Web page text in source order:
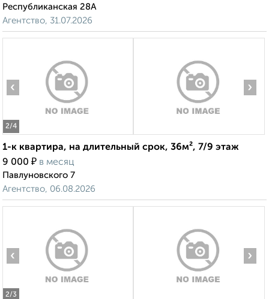
Республиканская 28А
Агентство, 31.07.2026
2/4
‹ ›
1-к квартира, на длительный срок, 36м², 7/9 этаж
9 000 ₽ в месяц
Павлуновского 7
Агентство, 06.08.2026
2/3
‹ ›